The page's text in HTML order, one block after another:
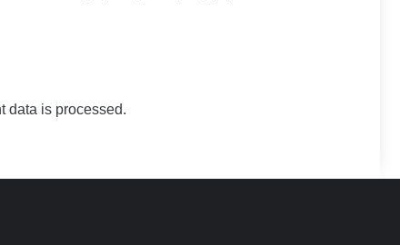
data is processed.